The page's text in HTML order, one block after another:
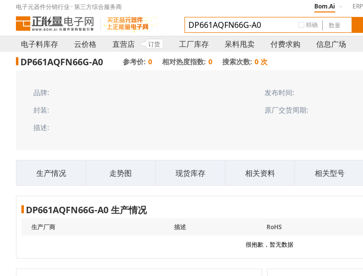
电子元器件分销行业 · 第三方综合服务商 Bom.Ai ERP
精确
电子料库存 云价格 直营店 订货 工厂库存 呆料甩卖 付费求购 信息广场
DP661AQFN66G-A0 参考价: 0 相对热度指数: 0 搜索次数: 0 次
品牌:
发布时间:
封装:
原厂交货周期:
描述:
生产情况 走势图 现货库存 相关资料 相关型号
DP661AQFN66G-A0 生产情况
生产厂商 描述 RoHS
很抱歉，暂无数据